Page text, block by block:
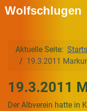
Wolfschlugen
Aktuelle Seite:
19.3.2011
19.3.2011
Der Albverein hatte in